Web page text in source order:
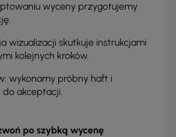
wyceny przygotujemy
wizualizacji skutkuje instrukcjami
kolejnych kroków.
wykonamy próbny haft i
do akceptacji.
po szybką wycenę